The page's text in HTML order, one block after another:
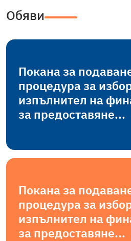
Обяви
Покана за
процедура за
изпълнител на
за предоставяне...
Покана за
процедура за
изпълнител на
за предоставяне...